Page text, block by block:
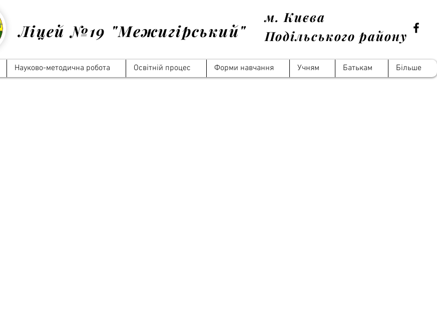
Ліцей №19 "Межигірський"
м. Києва
Подільського району
Науково-методична робота Освітній процес Форми навчання Учням Батькам Більше